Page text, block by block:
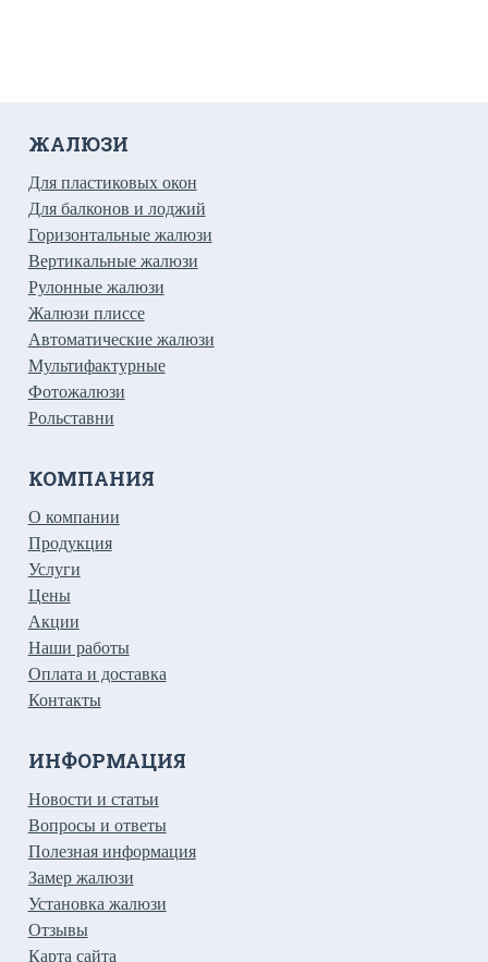
ЖАЛЮЗИ
Для пластиковых окон
Для балконов и лоджий
Горизонтальные жалюзи
Вертикальные жалюзи
Рулонные жалюзи
Жалюзи плиссе
Автоматические жалюзи
Мультифактурные
Фотожалюзи
Рольставни
КОМПАНИЯ
О компании
Продукция
Услуги
Цены
Акции
Наши работы
Оплата и доставка
Контакты
ИНФОРМАЦИЯ
Новости и статьи
Вопросы и ответы
Полезная информация
Замер жалюзи
Установка жалюзи
Отзывы
Карта сайта